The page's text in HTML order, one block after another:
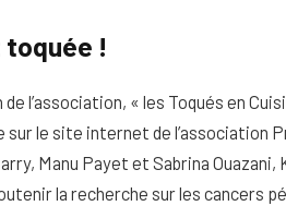
!
l’association, « les Toqués en
sur le site internet de l’association
Manu Payet et Sabrina Ouazani,
la recherche sur les cancers